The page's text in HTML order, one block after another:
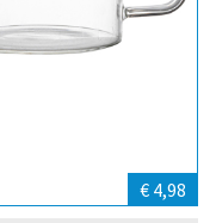
€ 4,98